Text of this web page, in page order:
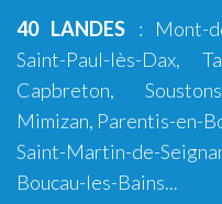
40 LANDES : Mont-
Saint-Paul-lès-Dax,
Capbreton, Soustons
Mimizan, Parentis-en-
Saint-Martin-de-
Boucau-les-Bains...